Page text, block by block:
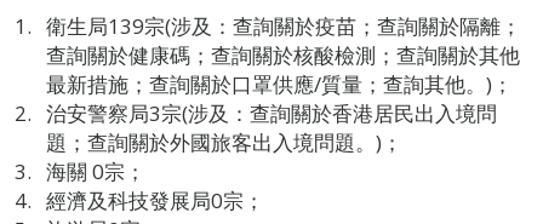
衛生局139宗(涉及：查詢關於疫苗；查詢關於隔離；
查詢關於健康碼；查詢關於核酸檢測；查詢關於其他
最新措施；查詢關於口罩供應/質量；查詢其他。)；
治安警察局3宗(涉及：查詢關於香港居民出入境問
題；查詢關於外國旅客出入境問題。)；
海關 0宗；
經濟及科技發展局0宗；